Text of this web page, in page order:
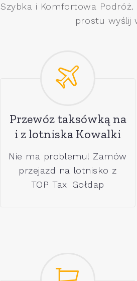
Szybka i Komfortowa
prostu wyślij
Przewóz taksówką na
i z lotniska Kowalki
Nie ma problemu! Zamów
przejazd na lotnisko z
TOP Taxi Gołdap